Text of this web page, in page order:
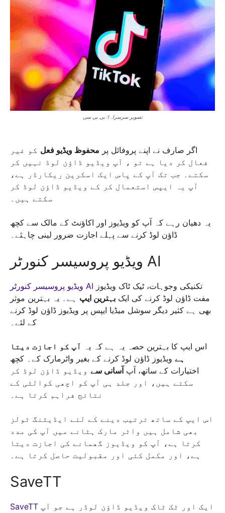
تصویر سرسراہ!: بی بی سی
اگر صارف نے اپنے پروفائل پر محفوظ ویڈیو فعل کو غیر
فعال کر دیا ہے تو ، آپ ویڈیو ڈاؤن لوڈ نہیں کر
سکتے۔ جب تک آپ کے پاس ایک اسکرین ریکارڈر ہے،
آپ یہ ایپس استعمال کر کے ویڈیو ڈاؤن لوڈ کر
سکتے ہیں۔
یہ دھیان رہے کہ آپ کو ویڈیوز اور اکاؤنٹ کے مالک سے کچھ
ڈاؤن لوڈ کرنے سے پہلے اجازت ضرور لینی چاہئے۔
ویڈیو پروسیسر کنورٹر AI
ویڈیو پروسیسر کنورٹر AI
مفت ڈاؤن لوڈ کرنے کی ایک بہترین ایپ ہے۔ یہ بہترین موثر
بھی ہے کثیر دیگر سوشل میڈیا ایپس پر ویڈیوز ڈاؤن لوڈ کرنے
کے لئے۔
اس ایپ کا بہترین حصہ یہ ہے کہ یہ آپ کو اجازت دیتا
ہے ویڈیوز ڈاؤن لوڈ کرنے کے بغیر واٹرمارک کے۔ کچھ
اختیارات کے ساتھ، آپ آسانی سے ویڈیو ڈاؤن لوڈ کر
سکتے ہیں، اور جلد ہی آپ کو اچھی کوالٹی کے
نتائج فراہم کرتا ہے۔
اس ایپ کے ساتھ ترتیب دینے کے لئے ایڈیٹنگ ٹولز
بھی شامل ہیں واٹر مارک ہٹانے میں آپ کی مدد
کرتا ہے، آپ کو ویڈیوز گھمانے کی اجازت دیتا
ہے، اور مکمل کئی اور مقبولیت حاصل کرتا ہے۔
SaveTT
SaveTT